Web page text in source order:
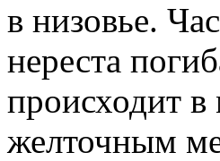
в низовье.
нереста
происходит
желточным